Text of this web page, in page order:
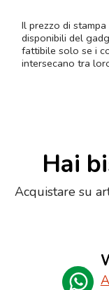
Il prezzo di
disponibili del
fattibile solo se i
intersecano tra
Hai
Acquistare su